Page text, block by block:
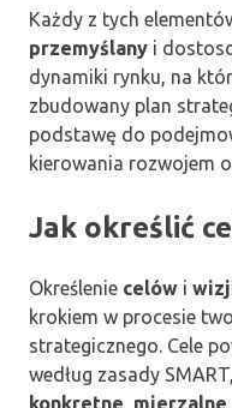
Każdy z tych
przemyślany i
dynamiki rynku, na
zbudowany plan
podstawę do
kierowania rozwojem
Jak określić
Określenie celów i
krokiem w procesie
strategicznego. Cele
według zasady
konkretne mierzalne